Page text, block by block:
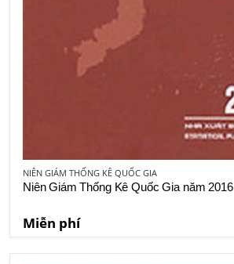
NIÊN GIÁM THỐNG KÊ QUỐC GIA
Niên Giám Thống Kê Quốc Gia năm 2016
Miễn phí